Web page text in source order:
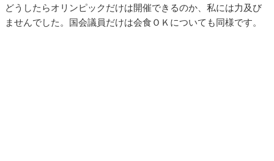
どうしたらオリンピックだけは開催できるのか、私には力及び
ませんでした。国会議員だけは会食ＯＫについても同様です。